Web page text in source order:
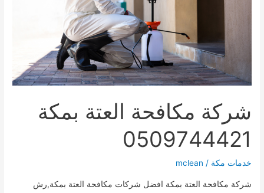
شركة مكافحة العتة بمكة
0509744421
خدمات مكة /
mclean
شركة مكافحة العتة بمكة افضل شركات مكافحة العتة بمكة,رش